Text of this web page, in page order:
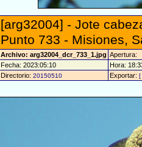
[arg32004] - Jote
Punto 733 - Misiones,
Archivo: arg32004_dcr_733_1.jpg Apertura:
Fecha: 2023:05:10
Hora:
Directorio: 20150510 Exportar: [